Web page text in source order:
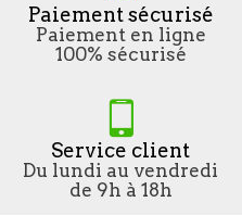
Paiement sécurisé
Paiement en ligne
100% sécurisé
Service client
Du lundi au vendredi
de 9h à 18h